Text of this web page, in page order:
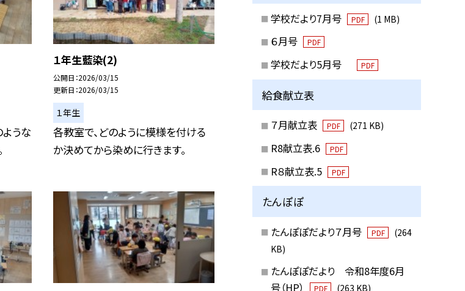
うな
１年生藍染(2)
公開日 2026/03/15
更新日 2026/03/15
１年生
各教室で、どのように模様を付ける
か決めてから染めに行きます。
学校だより7月号 PDF (1 MB)
６月号 PDF
学校だより5月号 PDF
給食献立表
７月献立表 PDF (271 KB)
R8献立表.6 PDF
R８献立表.5 PDF
たんぽぽ
たんぽぽだより７月号 PDF
(264
KB)
たんぽぽだより 令和8年度6月
号（HP）
PDF (263 KB)